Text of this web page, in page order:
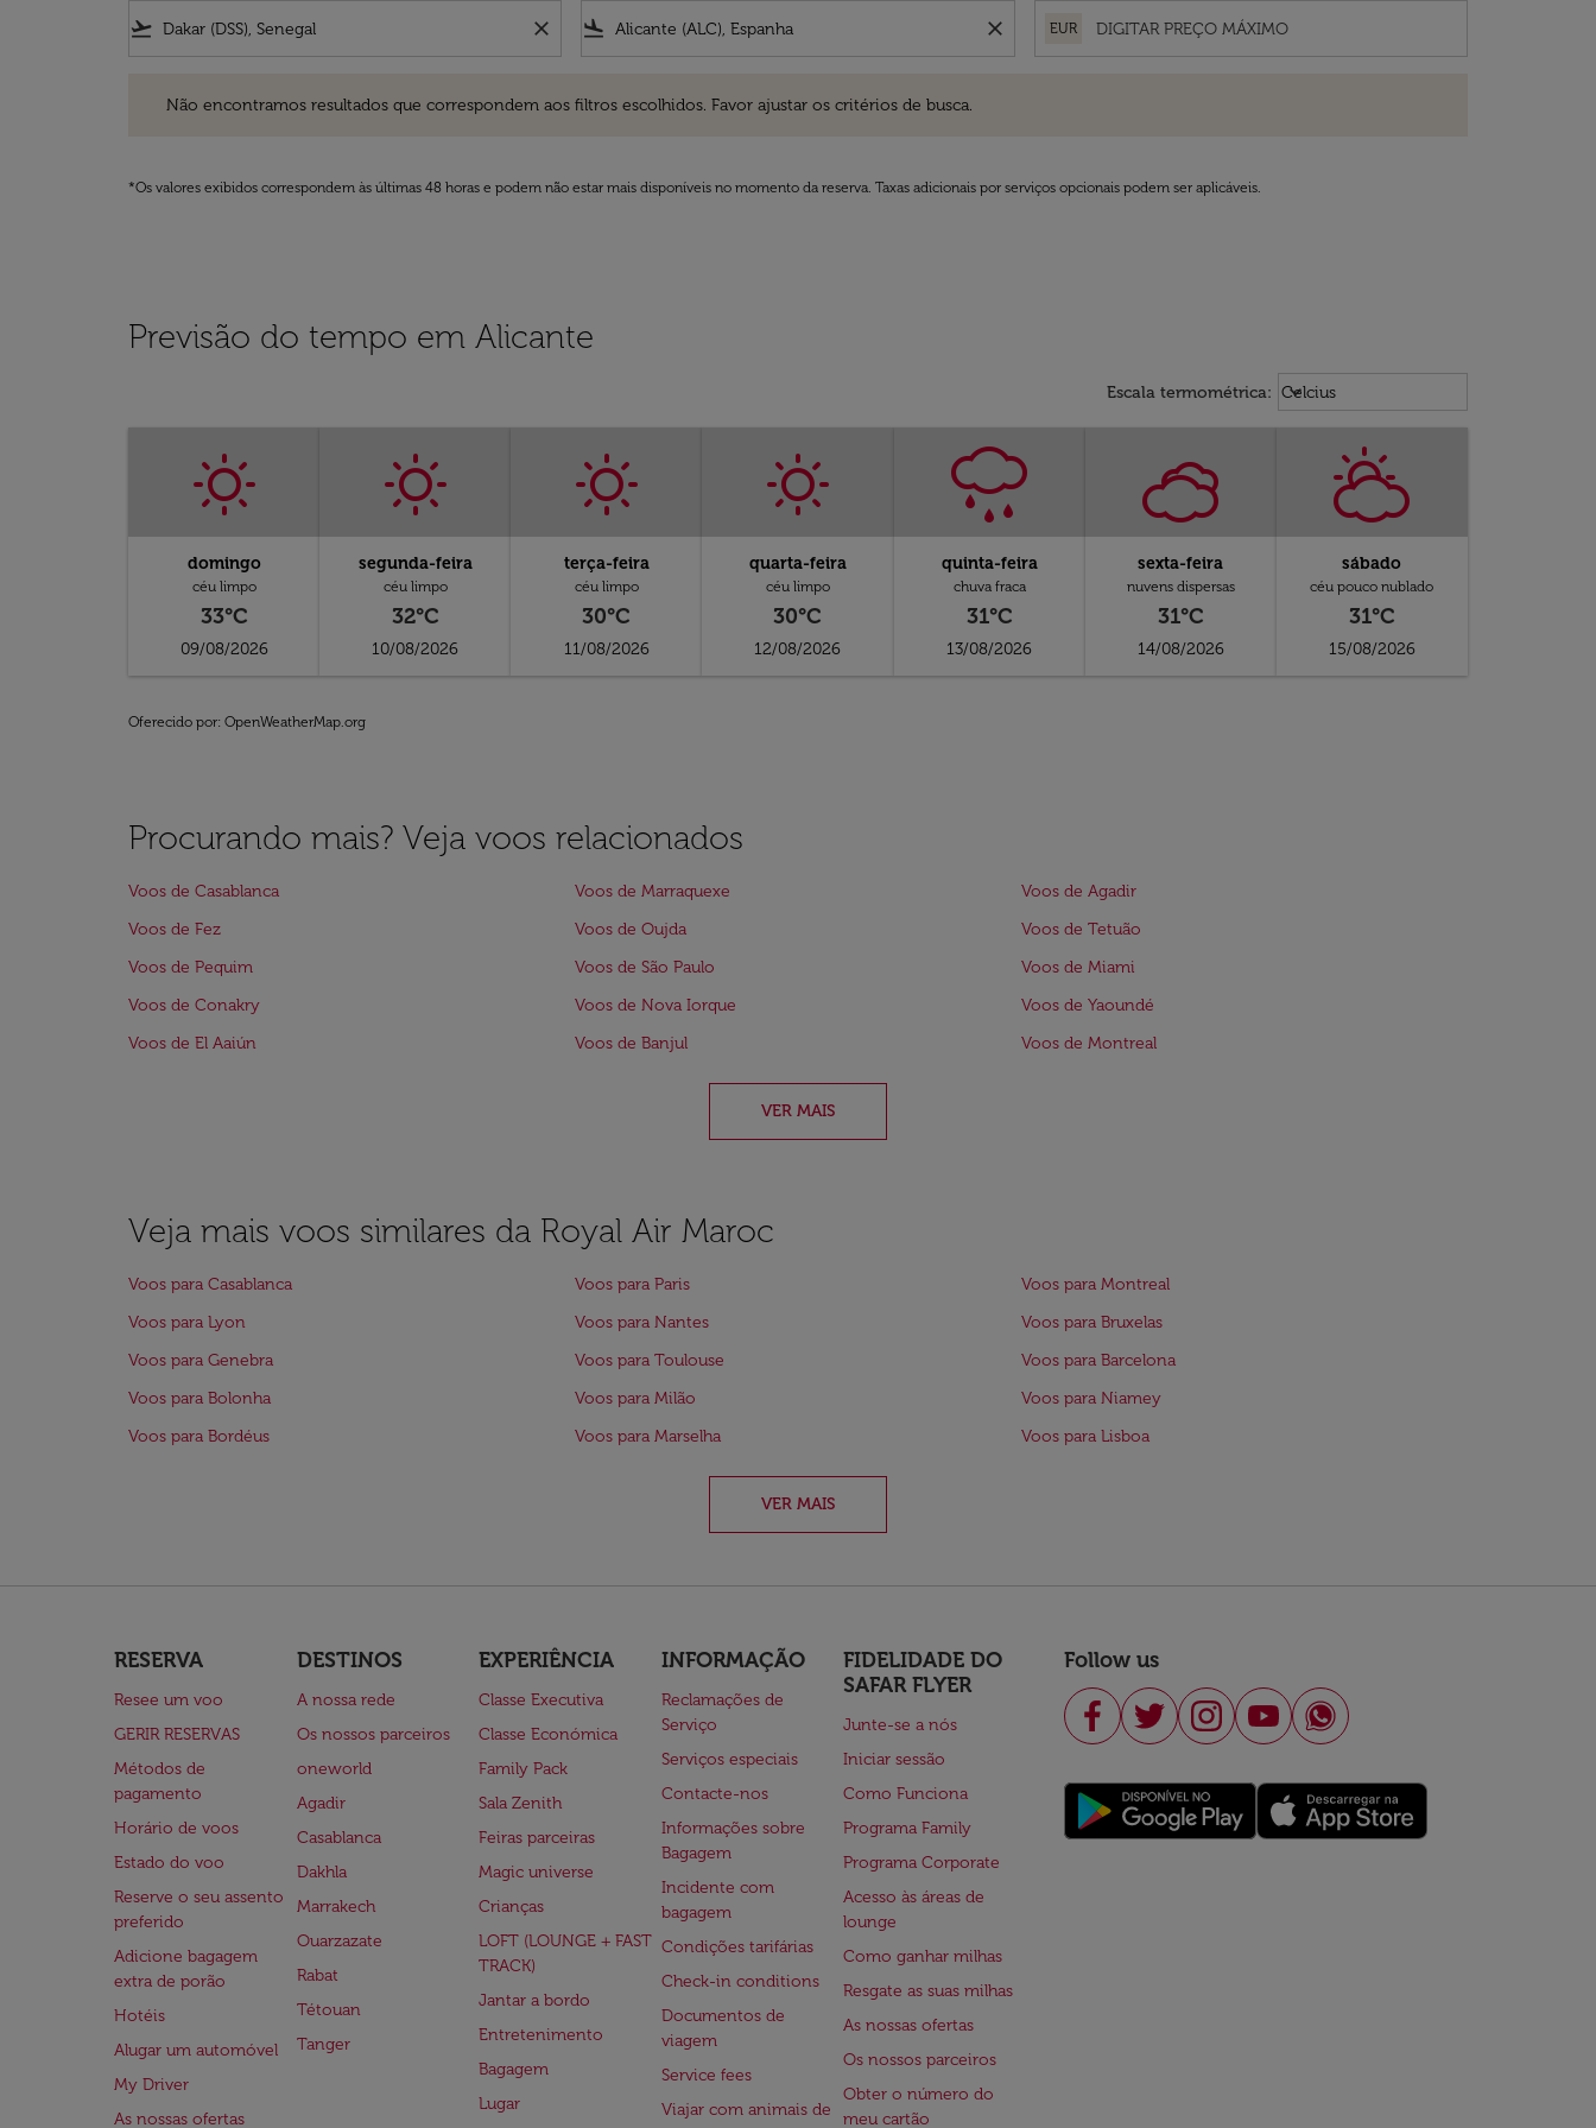
flight_takeoff close flight_land close EUR
Não encontramos resultados que correspondem aos filtros escolhidos. Favor ajustar os critérios de busca.
*Os valores exibidos correspondem às últimas 48 horas e podem não estar mais disponíveis no momento da reserva. Taxas adicionais por serviços opcionais podem ser aplicáveis.
Previsão do tempo em Alicante
Escala termométrica: Weather unit option Celcius
Celcius
keyboard_arrow_down
domingo
céu limpo
33°C
09/08/2026
segunda-feira
céu limpo
32°C
10/08/2026
terça-feira
céu limpo
30°C
11/08/2026
quarta-feira
céu limpo
30°C
12/08/2026
quinta-feira
chuva fraca
31°C
13/08/2026
sexta-feira
nuvens dispersas
31°C
14/08/2026
sábado
céu pouco nublado
31°C
15/08/2026
Oferecido por: OpenWeatherMap.org
Procurando mais? Veja voos relacionados
Voos de Casablanca Voos de Marraquexe
Voos de Agadir
Voos de Fez
Voos de Oujda
Voos de Tetuão
Voos de Pequim
Voos de São Paulo
Voos de Miami
Voos de Conakry
Voos de Nova Iorque
Voos de Yaoundé
Voos de El Aaiún
Voos de Banjul Voos de Montreal
VER MAIS
Veja mais voos similares da Royal Air Maroc
Voos para Casablanca Voos para Paris
Voos para Montreal
Voos para Lyon
Voos para Nantes
Voos para Bruxelas
Voos para Genebra
Voos para Toulouse
Voos para Barcelona
Voos para Bolonha
Voos para Milão
Voos para Niamey
Voos para Bordéus
Voos para Marselha Voos para Lisboa
VER MAIS
RESERVA
Resee um voo
GERIR RESERVAS
Métodos de
pagamento
Horário de voos
Estado do voo
Reserve o seu assento
preferido
Adicione bagagem
extra de porão
Hotéis
Alugar um automóvel
My Driver
As nossas ofertas
DESTINOS
A nossa rede
Os nossos parceiros
oneworld
Agadir
Casablanca
Dakhla
Marrakech
Ouarzazate
Rabat
Tétouan
Tanger
EXPERIÊNCIA
Classe Executiva
Classe Económica
Family Pack
Sala Zenith
Feiras parceiras
Magic universe
Crianças
LOFT (LOUNGE + FAST
TRACK)
Jantar a bordo
Entretenimento
Bagagem
Lugar
INFORMAÇÃO
Reclamações de
Serviço
Serviços especiais
Contacte-nos
Informações sobre
Bagagem
Incidente com
bagagem
Condições tarifárias
Check-in conditions
Documentos de
viagem
Service fees
Viajar com animais de
FIDELIDADE DO
SAFAR FLYER
Junte-se a nós
Iniciar sessão
Como Funciona
Programa Family
Programa Corporate
Acesso às áreas de
lounge
Como ganhar milhas
Resgate as suas milhas
As nossas ofertas
Os nossos parceiros
Obter o número do
meu cartão
Follow us